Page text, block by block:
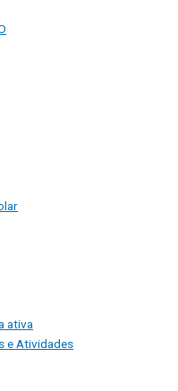
ativa
e Atividades